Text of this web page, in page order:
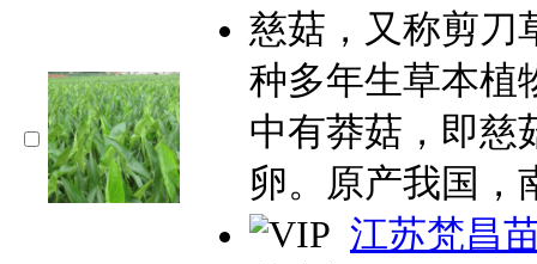
慈菇，又称剪刀
种多年生草本植
中有莽菇，即慈
卵。原产我国，
江苏梵昌